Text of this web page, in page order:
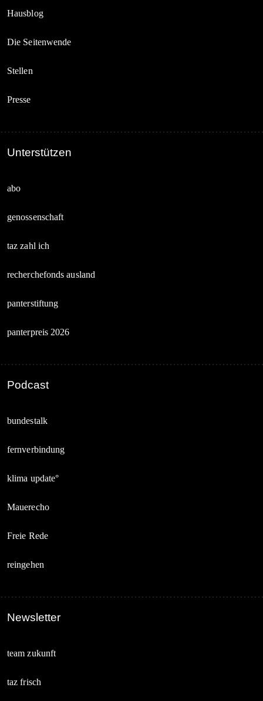
Hausblog
Die Seitenwende
Stellen
Presse
Unterstützen
abo
genossenschaft
taz zahl ich
recherchefonds ausland
panterstiftung
panterpreis 2026
Podcast
bundestalk
fernverbindung
klima update°
Mauerecho
Freie Rede
reingehen
Newsletter
team zukunft
taz frisch